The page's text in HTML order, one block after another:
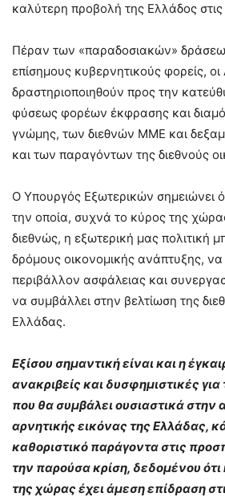
καλύτερη προβολή της Ελλάδος
Πέραν των «παραδοσιακών»
επίσημους κυβερνητικούς φορείς,
δραστηριοποιηθούν προς την
φύσεως φορέων έκφρασης και
γνώμης, των διεθνών ΜΜΕ και
και των παραγόντων της διεθνούς
Ο Υπουργός Εξωτερικών σημειώνει
την οποία, συχνά το κύρος της
διεθνώς, η εξωτερική μας πολιτική
δρόμους οικονομικής ανάπτυξης, να
περιβάλλον ασφάλειας και
να συμβάλλει στην βελτίωση της
Ελλάδας.
Εξίσου σημαντική είναι και η
ανακριβείς και δυσφημιστικές
που θα συμβάλει ουσιαστικά στην
αρνητικής εικόνας της Ελλάδας,
καθοριστικό παράγοντα στις
την παρούσα κρίση, δεδομένου ότι
της χώρας έχει άμεση επίδραση